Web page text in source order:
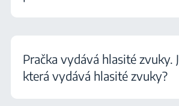
Pračka vydává hlasité zvuky.
která vydává hlasité zvuky?